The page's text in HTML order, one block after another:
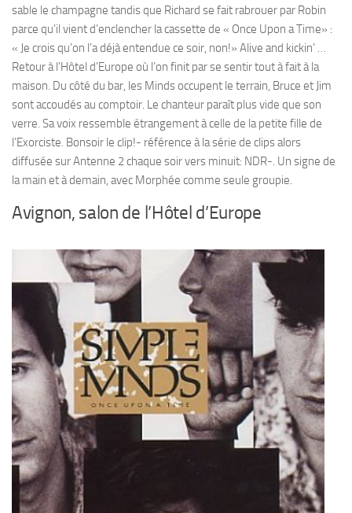
sable le champagne tandis que Richard se fait rabrouer par Robin
parce qu’il vient d’enclencher la cassette de « Once Upon a Time» :
« Je crois qu’on l’a déjà entendue ce soir, non!» Alive and kickin’ …
Retour à l’Hôtel d’Europe où l’on finit par se sentir tout à fait à la
maison. Du côté du bar, les Minds occupent le terrain, Bruce et Jim
sont accoudés au comptoir. Le chanteur paraît plus vide que son
verre. Sa voix ressemble étrangement à celle de la petite fille de
l’Exorciste. Bonsoir le clip!- référence à la série de clips alors
diffusée sur Antenne 2 chaque soir vers minuit: NDR-. Un signe de
la main et à demain, avec Morphée comme seule groupie.
Avignon, salon de l’Hôtel d’Europe